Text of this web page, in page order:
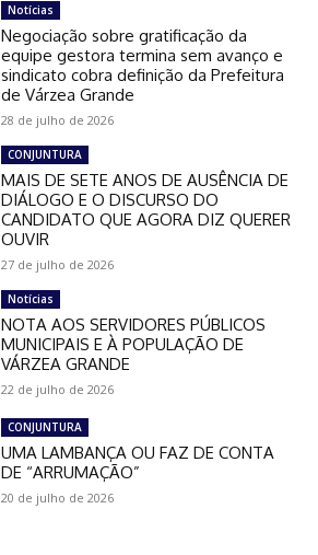
Notícias
Negociação sobre gratificação da
equipe gestora termina sem avanço e
sindicato cobra definição da Prefeitura
de Várzea Grande
28 de julho de 2026
CONJUNTURA
MAIS DE SETE ANOS DE AUSÊNCIA DE
DIÁLOGO E O DISCURSO DO
CANDIDATO QUE AGORA DIZ QUERER
OUVIR
27 de julho de 2026
Notícias
NOTA AOS SERVIDORES PÚBLICOS
MUNICIPAIS E À POPULAÇÃO DE
VÁRZEA GRANDE
22 de julho de 2026
CONJUNTURA
UMA LAMBANÇA OU FAZ DE CONTA
DE “ARRUMAÇÃO”
20 de julho de 2026